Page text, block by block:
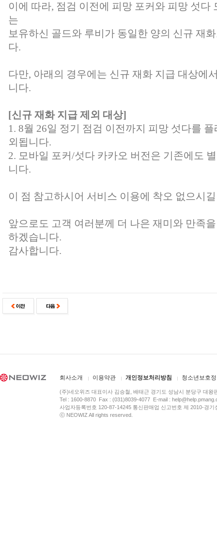
이에 따라, 점검 이전에 피망 포커와 피망 섯다
는
보유하신 골드와 루비가 동일한 양의 신규 재
다.
다만, 아래의 경우에는 신규 재화 지급 대상에
니다.
[신규 재화 지급 제외 대상]
1. 8월 26일 정기 점검 이전까지 피망 섯다를
외됩니다.
2. 모바일 포커/섯다 카카오 버전은 기존에도
니다.
이 점 참고하시어 서비스 이용에 착오 없으시
앞으로도 고객 여러분께 더 나은 재미와 만족
하겠습니다.
감사합니다.
회사소개 이용약관 개인정보처리방침 청소년보호
(주)네오위즈 대표이사 김승철, 배태근 경기도 성남시 분당구 대왕
Tel : 1600-8870 Fax : (031)8039-4077 E-mail :
사업자등록번호 120-87-14245 통신판매업 신고번호 제 2010-경
ⓒ NEOWIZ All rights reserved.